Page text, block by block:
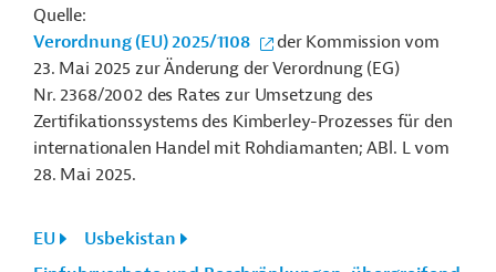
Quelle:
Verordnung (EU) 2025/1108
der Kommission vom
23. Mai 2025 zur Änderung der Verordnung (EG)
Nr. 2368/2002 des Rates zur Umsetzung des
Zertifikationssystems des Kimberley-Prozesses für den
internationalen Handel mit Rohdiamanten; ABl. L vom
28. Mai 2025.
EU
Usbekistan